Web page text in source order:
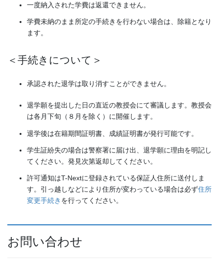
一度納入された学費は返還できません。
学費未納のまま所定の手続きを行わない場合は、除籍となり
ます。
＜手続きについて＞
承認された退学は取り消すことができません。
退学願を提出した日の直近の教授会にて審議します。教授会
は各月下旬（８月を除く）に開催します。
退学後は在籍期間証明書、成績証明書が発行可能です。
学生証紛失の場合は警察署に届け出、退学願に理由を明記し
てください。発見次第返却してください。
許可通知はT-Nextに登録されている保証人住所に送付しま
す。引っ越しなどにより住所が変わっている場合は必ず住所
変更手続き を行ってください。
お問い合わせ